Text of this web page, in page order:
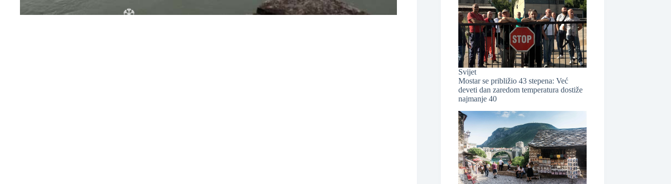
Svijet
Mostar se približio 43 stepena: Već
deveti dan zaredom temperatura dostiže
najmanje 40
❆
❆